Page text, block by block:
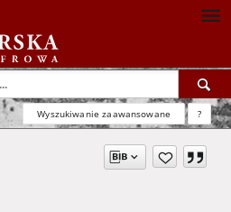
Wyszukiwanie zaawansowane ?